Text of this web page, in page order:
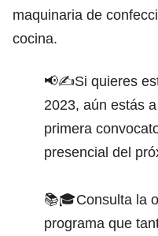
maquinaria de
cocina.
📢✍️Si quieres
2023, aún estás
primera
presencial del
📚🎓Consulta la
programa que